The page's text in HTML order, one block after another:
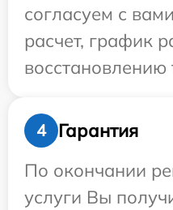
согласуем с
расчет, график
восстановлению
4
Гарантия
По окончании
услуги Вы